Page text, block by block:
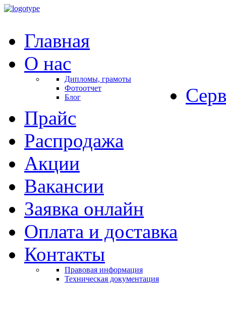
Главная
О нас
Дипломы, грамоты
Фотоотчет
Блог
Прайс
Распродажа
Акции
Вакансии
Заявка онлайн
Оплата и доставка
Контакты
Правовая информация
Техническая документация